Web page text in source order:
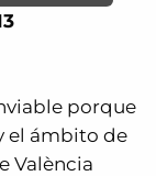
porque
el ámbito de
València